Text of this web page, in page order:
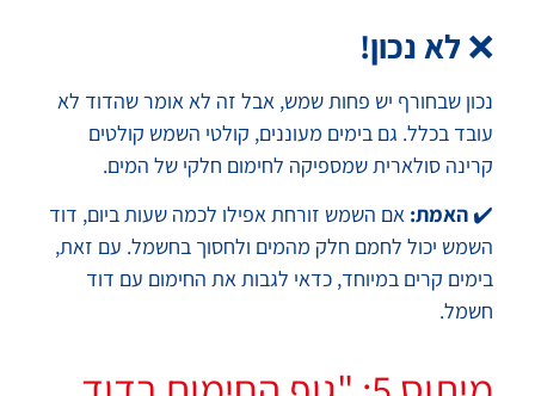
❌ לא נכון!
נכון שבחורף יש פחות שמש, אבל זה לא אומר שהדוד לא
עובד בכלל. גם בימים מעוננים, קולטי השמש קולטים
קרינה סולארית שמספיקה לחימום חלקי של המים.
✔️ האמת: אם השמש זורחת אפילו לכמה שעות ביום, דוד
השמש יכול לחמם חלק מהמים ולחסוך בחשמל. עם זאת,
בימים קרים במיוחד, כדאי לגבות את החימום עם דוד
חשמל.